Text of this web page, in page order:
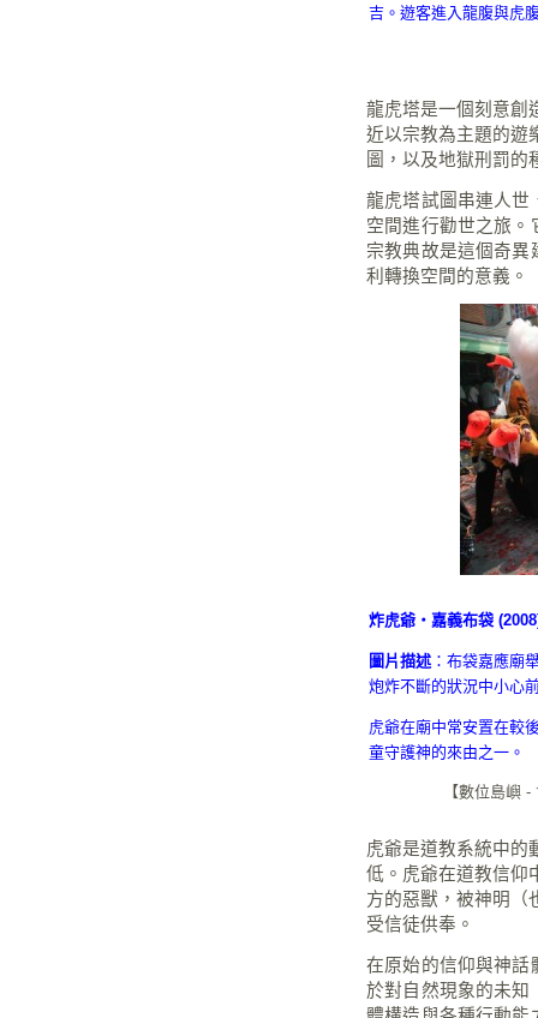
吉。遊客進入龍腹與虎
龍虎塔是一個刻意創
近以宗教為主題的遊
圖，以及地獄刑罰的
龍虎塔試圖串連人世
空間進行勸世之旅。
宗教典故是這個奇異
利轉換空間的意義。
炸虎爺‧嘉義布袋
圖片描述 ：布袋嘉應廟
炮炸不斷的狀況中小心
虎爺在廟中常安置在較
童守護神的來由之一。
【數位島嶼 -
虎爺是道教系統中的
低。虎爺在道教信仰
方的惡獸，被神明（
受信徒供奉。
在原始的信仰與神話
於對自然現象的未知